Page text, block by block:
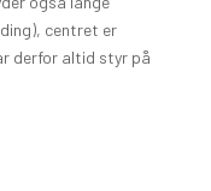
centret er
derfor altid styr på